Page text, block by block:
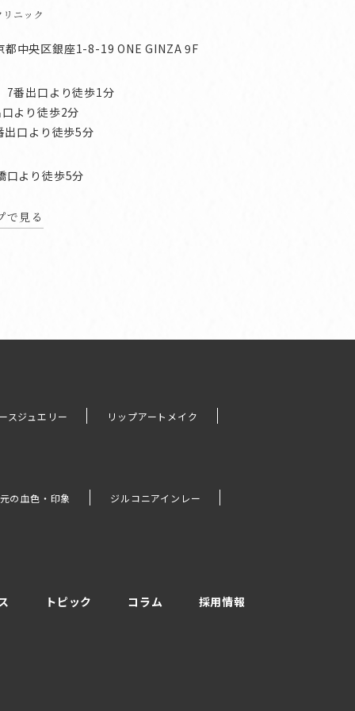
ニック
中央区銀座1-8-19 ONE GINZA 9F
7番出口より徒歩1分
より徒歩2分
口より徒歩5分
口より徒歩5分
見る
スジュエリー リップアートメイク
の血色・印象 ジルコニアインレー
トピック コラム 採用情報